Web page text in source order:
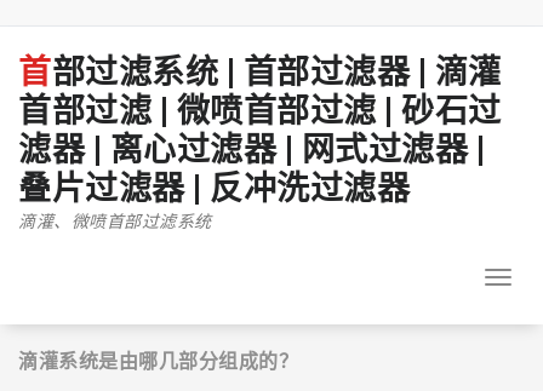
首部过滤系统 | 首部过滤器 | 滴灌
首部过滤 | 微喷首部过滤 | 砂石过
滤器 | 离心过滤器 | 网式过滤器 |
叠片过滤器 | 反冲洗过滤器
滴灌、微喷首部过滤系统
滴灌系统是由哪几部分组成的？